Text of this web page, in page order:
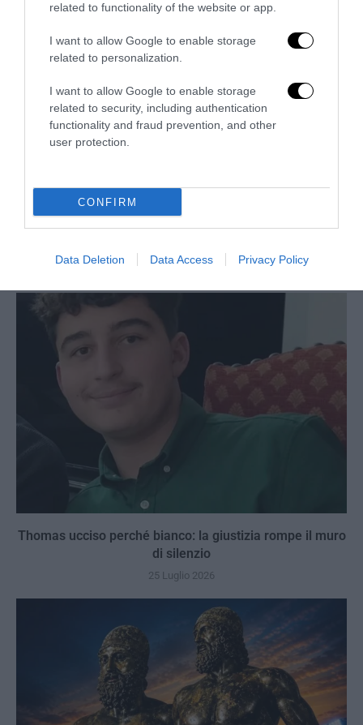
related to functionality of the website or app.
I want to allow Google to enable storage
related to personalization.
I want to allow Google to enable storage
related to security, including authentication
functionality and fraud prevention, and other
user protection.
CONFIRM
Data Deletion Data Access Privacy Policy
Berlino, l’islamismo colpisce il Pride: il perpetuo
Thomas ucciso perché bianco: la giustizia rompe il muro
di silenzio
25 Luglio 2026